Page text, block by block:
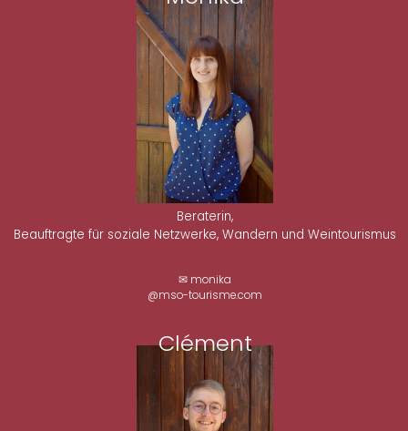
Beraterin,
Beauftragte für soziale Netzwerke, Wandern und Weintourismus
✉ monika
@mso-tourisme.com
Clément